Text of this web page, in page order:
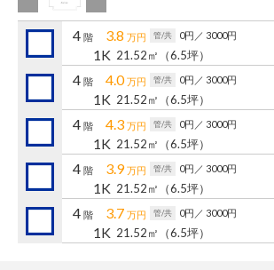
管理建物一覧
企業情報 採用情報
プライバシー
ポリシー
サイトマップ
閉じる
4 階 3.8 万円 管/共 0円 ／ 3000円
1K 21.52㎡ （6.5坪）
4 階 4.0万円 管/共 0円 ／ 3000円
1K 21.52㎡ （6.5坪）
4 階 4.3 万円 管/共 0円 ／ 3000円
1K 21.52㎡ （6.5坪）
4 階 3.9万円 管/共 0円 ／ 3000円
1K 21.52㎡ （6.5坪）
4 階 3.7 万円 管/共 0円 ／ 3000円
1K 21.52㎡ （6.5坪）